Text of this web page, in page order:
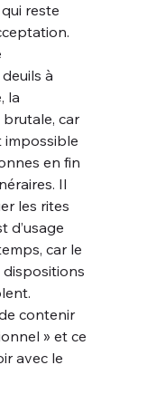
reste
à
la
car
impossible
en fin
Il
les rites
d’usage
car le
contenir
» et ce
avec le